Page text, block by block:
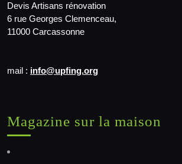
Devis Artisans rénovation
6 rue Georges Clemenceau,
11000 Carcassonne
mail : info@upfing.org
Magazine sur la maison